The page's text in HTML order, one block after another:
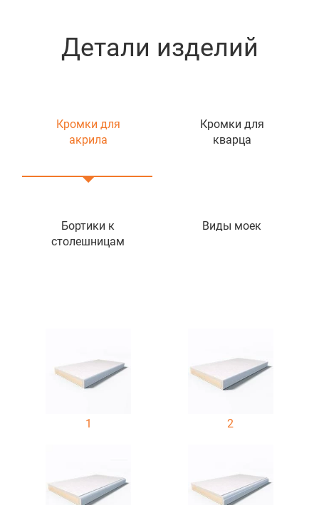
Детали изделий
Кромки для
акрила
Кромки для
кварца
Бортики к
столешницам
Виды моек
1 2